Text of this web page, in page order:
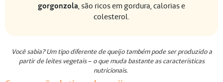
gorgonzola, são ricos em gordura, calorias e
colesterol.
Você sabia? Um tipo diferente de queijo também pode ser produzido a
partir de leites vegetais–o que muda bastante as características
nutricionais.